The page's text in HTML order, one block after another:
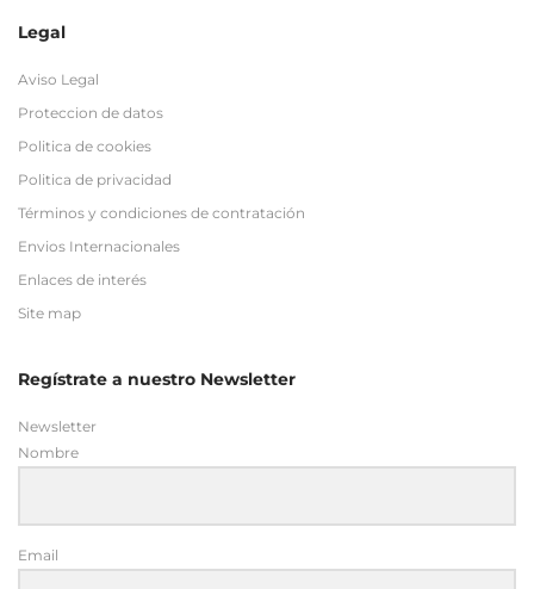
Legal
Aviso Legal
Proteccion de datos
Politica de cookies
Politica de privacidad
Términos y condiciones de contratación
Envios Internacionales
Enlaces de interés
Site map
Regístrate a nuestro Newsletter
Newsletter
Nombre
Email